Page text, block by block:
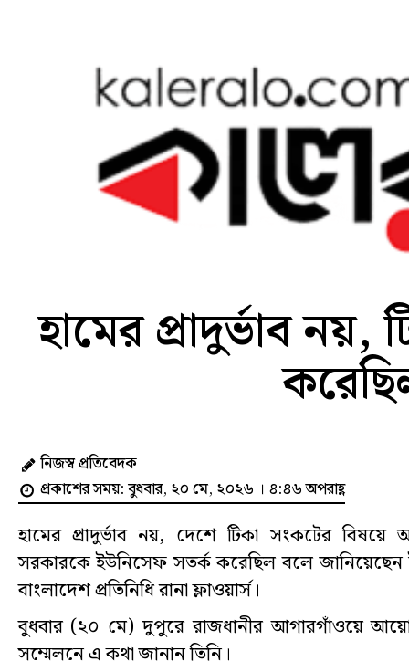
হামের প্রাদুর্ভাব
নিজস্ব প্রতিবেদক
প্রকাশের সময়: বুধবার, ২০ মে, ২০২৬ । ৪:৪৬ অপরাহ্ণ
হামের প্রাদুর্ভাব নয়, দেশে টিকা সংকটের বিষয়ে
সরকারকে ইউনিসেফ সতর্ক করেছিল বলে
বাংলাদেশ প্রতিনিধি রানা ফ্লাওয়ার্স।
বুধবার (২০ মে) দুপুরে রাজধানীর আগারগাঁওয়ে
সম্মেলনে এ কথা জানান তিনি।